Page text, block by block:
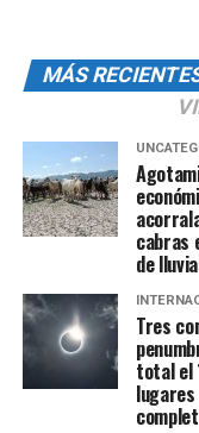
MÁS
cabras
de
Tres
total el